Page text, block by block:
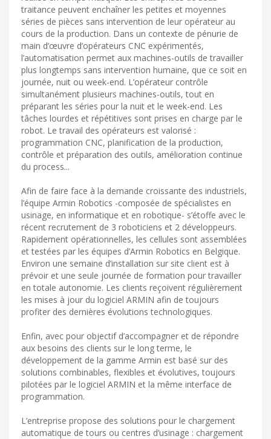
traitance peuvent enchaîner les petites et moyennes
séries de pièces sans intervention de leur opérateur au
cours de la production. Dans un contexte de pénurie de
main d’œuvre d’opérateurs CNC expérimentés,
l’automatisation permet aux machines-outils de travailler
plus longtemps sans intervention humaine, que ce soit en
journée, nuit ou week-end. L’opérateur contrôle
simultanément plusieurs machines-outils, tout en
préparant les séries pour la nuit et le week-end. Les
tâches lourdes et répétitives sont prises en charge par le
robot. Le travail des opérateurs est valorisé :
programmation CNC, planification de la production,
contrôle et préparation des outils, amélioration continue
du process...
Afin de faire face à la demande croissante des industriels,
l’équipe Armin Robotics -composée de spécialistes en
usinage, en informatique et en robotique- s’étoffe avec le
récent recrutement de 3 roboticiens et 2 développeurs.
Rapidement opérationnelles, les cellules sont assemblées
et testées par les équipes d’Armin Robotics en Belgique.
Environ une semaine d’installation sur site client est à
prévoir et une seule journée de formation pour travailler
en totale autonomie. Les clients reçoivent régulièrement
les mises à jour du logiciel ARMIN afin de toujours
profiter des dernières évolutions technologiques.
Enfin, avec pour objectif d’accompagner et de répondre
aux besoins des clients sur le long terme, le
développement de la gamme Armin est basé sur des
solutions combinables, flexibles et évolutives, toujours
pilotées par le logiciel ARMIN et la même interface de
programmation.
L’entreprise propose des solutions pour le chargement
automatique de tours ou centres d’usinage : chargement